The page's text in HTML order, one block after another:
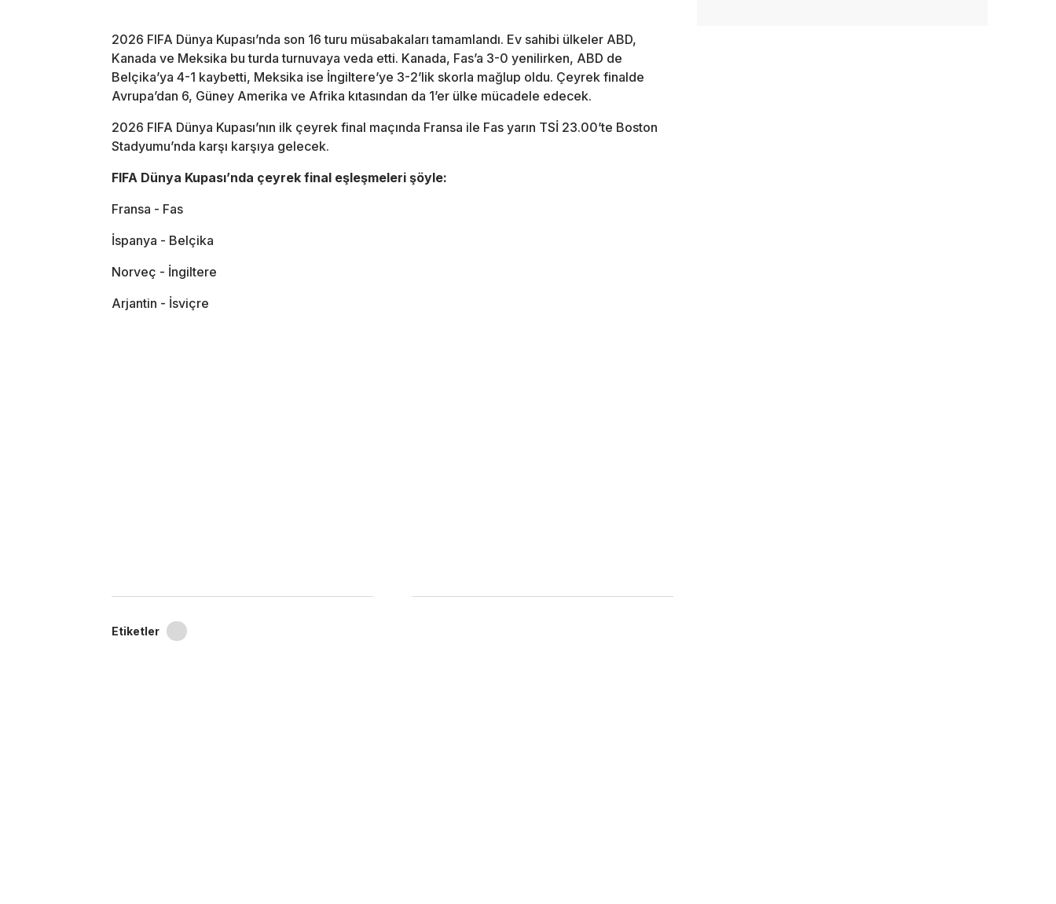
2026 FIFA Dünya Kupası’nda son 16 turu müsabakaları tamamlandı. Ev sahibi ülkeler ABD,
Kanada ve Meksika bu turda turnuvaya veda etti. Kanada, Fas’a 3-0 yenilirken, ABD de
Belçika’ya 4-1 kaybetti, Meksika ise İngiltere’ye 3-2’lik skorla mağlup oldu. Çeyrek finalde
Avrupa’dan 6, Güney Amerika ve Afrika kıtasından da 1’er ülke mücadele edecek.
2026 FIFA Dünya Kupası’nın ilk çeyrek final maçında Fransa ile Fas yarın TSİ 23.00’te Boston
Stadyumu’nda karşı karşıya gelecek.
FIFA Dünya Kupası’nda çeyrek final eşleşmeleri şöyle:
Fransa - Fas
İspanya - Belçika
Norveç - İngiltere
Arjantin - İsviçre
Etiketler